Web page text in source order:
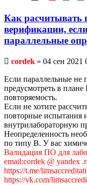
Как расчитывать
верификации,
параллельные
Непрочитанное
cordek » 04 сен 2021
Если параллельные не
предусмотреть в
повторяемость.
Если не хотите
повторные испытания
внутрилабораторную
Неопределенность
по типу В. У вас
Валидация ПО для
email:cordek @ yandex
https://t.me/
https://vk.com/